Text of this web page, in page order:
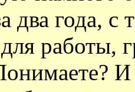
два года,
работы,